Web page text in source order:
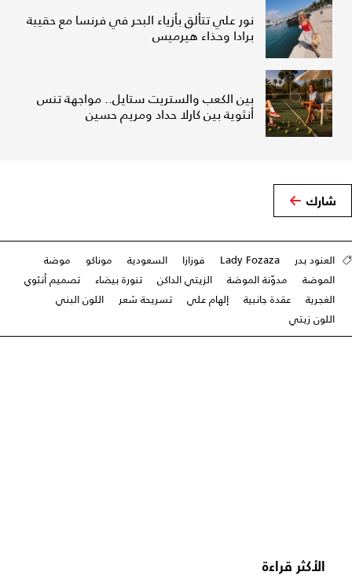
نور علي تتألق بأزياء البحر في فرنسا مع حقيبة
برادا وحذاء هيرميس
بين الكعب والستريت ستايل.. مواجهة تنس
أنثوية بين كارلا حداد ومريم حسين
شارك
العنود بدر Lady Fozaza فوزازا السعودية موناكو
موضة
الموضة
مدوّنة الموضة الزيتي الداكن تنورة بيضاء
تصميم أنثوي
الغجرية
عقدة جانبية إلهام علي تسريحة شعر
اللون البني
اللون زيتي
الأكثر قراءة